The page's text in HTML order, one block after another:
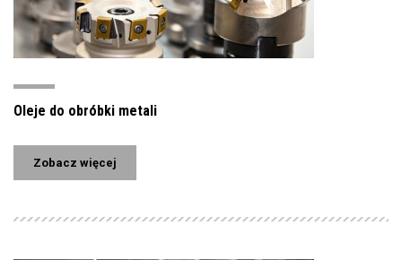
Oleje do obróbki metali
Zobacz więcej